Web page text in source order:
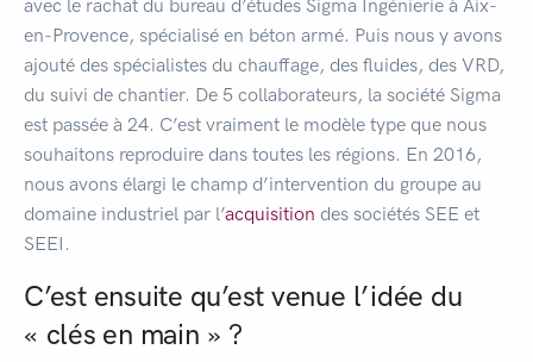
avec le rachat du bureau d’études Sigma Ingénierie à Aix-
en-Provence, spécialisé en béton armé. Puis nous y avons
ajouté des spécialistes du chauffage, des fluides, des VRD,
du suivi de chantier. De 5 collaborateurs, la société Sigma
est passée à 24. C’est vraiment le modèle type que nous
souhaitons reproduire dans toutes les régions. En 2016,
nous avons élargi le champ d’intervention du groupe au
domaine industriel par l’acquisition des sociétés SEE et
SEEI.
C’est ensuite qu’est venue l’idée du
« clés en main » ?